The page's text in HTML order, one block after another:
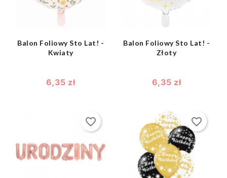
Balon Foliowy Sto Lat! -
Kwiaty
6,35 zł
Balon Foliowy Sto Lat! -
Złoty
6,35 zł
shopping_bag 
favorite_border
shopping_bag 
favorite_border